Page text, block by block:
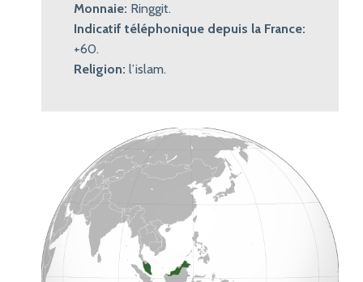
Monnaie: Ringgit.
Indicatif téléphonique depuis la France:
+60.
Religion: l’islam.